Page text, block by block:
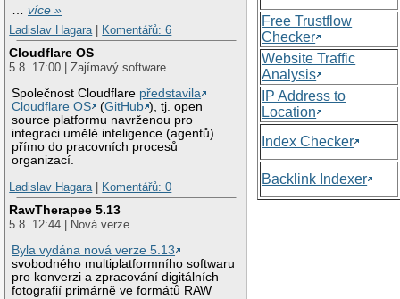
…více »
Ladislav Hagara
Komentářů: 6
Cloudflare OS
5.8. 17:00 | Zajímavý software
Společnost Cloudflare představila
Cloudflare OS
(GitHub ), tj. open
source platformu navrženou pro
integraci umělé inteligence (agentů)
přímo do pracovních procesů
organizací.
Ladislav Hagara
Komentářů: 0
RawTherapee 5.13
5.8. 12:44 | Nová verze
Byla vydána nová verze 5.13
svobodného multiplatformního softwaru
pro konverzi a zpracování digitálních
fotografií primárně ve formátů RAW
Free Trustflow
Checker
Website Traffic
Analysis
IP Address to
Location
Index Checker
Backlink Indexer